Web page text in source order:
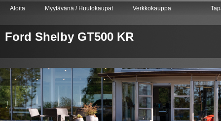
Aloita Myytävänä / Huutokaupat Verkkokauppa
Ford Shelby GT500 KR